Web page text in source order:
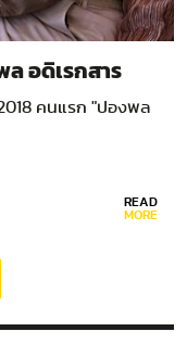
ล อดิเรกสาร
คนแรก "ปองพล
READ
MORE